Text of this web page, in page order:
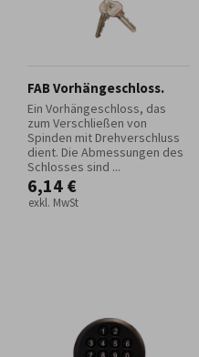
FAB Vorhängeschloss.
Ein Vorhängeschloss, das
zum Verschließen von
Spinden mit Drehverschluss
dient. Die Abmessungen des
Schlosses sind ...
6,14 €
exkl. MwSt